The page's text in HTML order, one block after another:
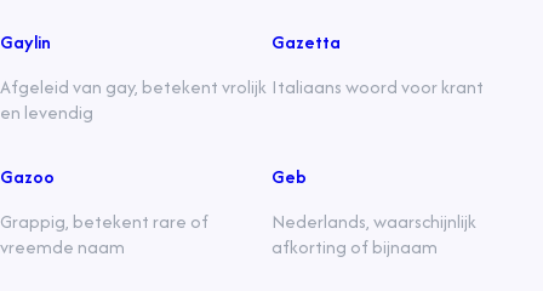
Gaylin
Afgeleid van gay, betekent vrolijk
en levendig
Gazetta
Italiaans woord voor krant
Gazoo
Grappig, betekent rare of
vreemde naam
Geb
Nederlands, waarschijnlijk
afkorting of bijnaam